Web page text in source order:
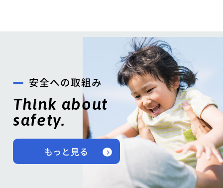
安全への取組み
Think about
safety.
もっと見る